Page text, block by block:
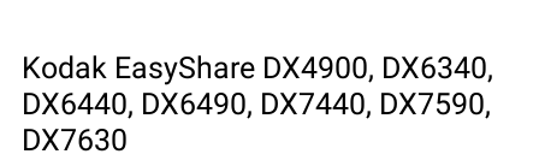
Kodak EasyShare DX4900‎, DX6340‎,
DX6440‎, DX6490‎, DX7440‎, DX7590‎,
DX7630‎